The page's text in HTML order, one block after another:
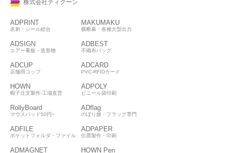
株式会社ティクーン
ADPRINT
名刺・シール総合
MAKUMAKU
横断幕・各種大型出力
ADSIGN
エアー看板・造形物
ADBEST
不織布バッグ
ADCUP
店舗用コップ
ADCARD
PVC-RFIDカード
HOWN
帽子注文製作-工場直営
ADPOLY
ビニール袋印刷
RollyBoard
マウスパッド50円~
ADflag
のぼり旗・フラッグ専門
ADFILE
ポケットフォルダ・ファイル
ADPAPER
伝票製作・印刷
ADMAGNET HOWN Pen